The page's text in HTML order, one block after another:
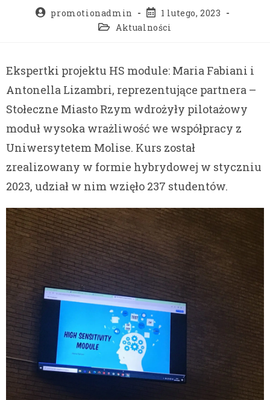
promotionadmin
1 lutego, 2023
Aktualności
Ekspertki projektu HS module: Maria Fabiani i
Antonella Lizambri, reprezentujące partnera –
Stołeczne Miasto Rzym wdrożyły pilotażowy
moduł wysoka wrażliwość we współpracy z
Uniwersytetem Molise. Kurs został
zrealizowany w formie hybrydowej w styczniu
2023, udział w nim wzięło 237 studentów.